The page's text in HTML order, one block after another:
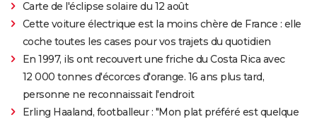
Carte de l'éclipse solaire du 12 août
Cette voiture électrique est la moins chère de France : elle
coche toutes les cases pour vos trajets du quotidien
En 1997, ils ont recouvert une friche du Costa Rica avec
12 000 tonnes d'écorces d'orange. 16 ans plus tard,
personne ne reconnaissait l'endroit
Erling Haaland, footballeur : "Mon plat préféré est quelque